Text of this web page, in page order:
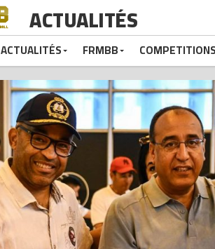
ACTUALITÉS
ACTUALITÉS FRMBB COMPETITIONS